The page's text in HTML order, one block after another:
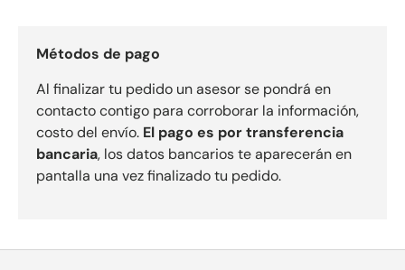
Métodos de pago
Al finalizar tu pedido un asesor se pondrá en
contacto contigo para corroborar la información,
costo del envío. El pago es por transferencia
bancaria, los datos bancarios te aparecerán en
pantalla una vez finalizado tu pedido.